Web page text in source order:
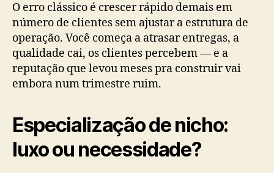
O erro clássico é crescer rápido demais em
número de clientes sem ajustar a estrutura de
operação. Você começa a atrasar entregas, a
qualidade cai, os clientes percebem — e a
reputação que levou meses pra construir vai
embora num trimestre ruim.
Especialização de nicho:
luxo ou necessidade?